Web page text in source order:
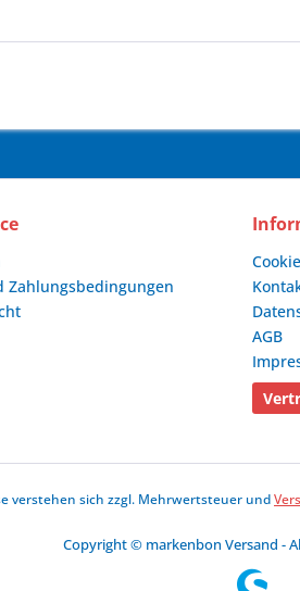
Zahlungsbedingungen
AGB
verstehen sich zzgl. Mehrwertsteuer und
Copyright © markenbon Versand -